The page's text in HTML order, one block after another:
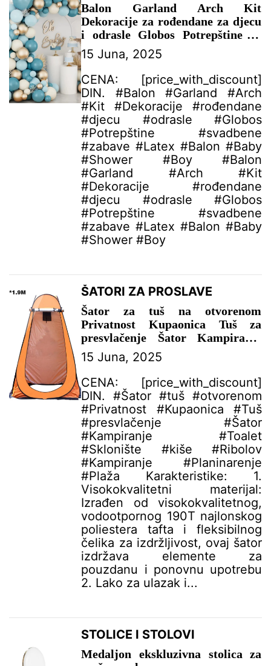
Balon Garland Arch Kit
Dekoracije za rođendane za djecu
i odrasle Globos Potrepštine za
svadbene zabave Latex Balon
Baby Shower Boy –
DEKORACIJA ZA PROSLAVU
15 Juna, 2025
CENA: [price_with_discount]
DIN. #Balon #Garland #Arch
#Kit #Dekoracije #rođendane
#djecu #odrasle #Globos
#Potrepštine #svadbene
#zabave #Latex #Balon #Baby
#Shower #Boy #Balon
#Garland #Arch #Kit
#Dekoracije #rođendane
#djecu #odrasle #Globos
#Potrepštine #svadbene
#zabave #Latex #Balon #Baby
#Shower #Boy
ŠATORI ZA PROSLAVE
Šator za tuš na otvorenom
Privatnost Kupaonica Tuš za
presvlačenje Šator Kampiranje
Toalet Sklonište od kiše Ribolov
Kampiranje Planinarenje Plaža –
ŠATOR ZA PROSLAVE
15 Juna, 2025
CENA: [price_with_discount]
DIN. #Šator #tuš #otvorenom
#Privatnost #Kupaonica #Tuš
#presvlačenje #Šator
#Kampiranje #Toalet
#Sklonište #kiše #Ribolov
#Kampiranje #Planinarenje
#Plaža Karakteristike: 1.
Visokokvalitetni materijal:
Izrađen od visokokvalitetnog,
vodootpornog 190T najlonskog
poliestera tafta i fleksibilnog
čelika za izdržljivost, ovaj šator
izdržava elemente za
pouzdanu i ponovnu upotrebu
2. Lako za ulazak i...
STOLICE I STOLOVI
Medaljon ekskluzivna stolica za